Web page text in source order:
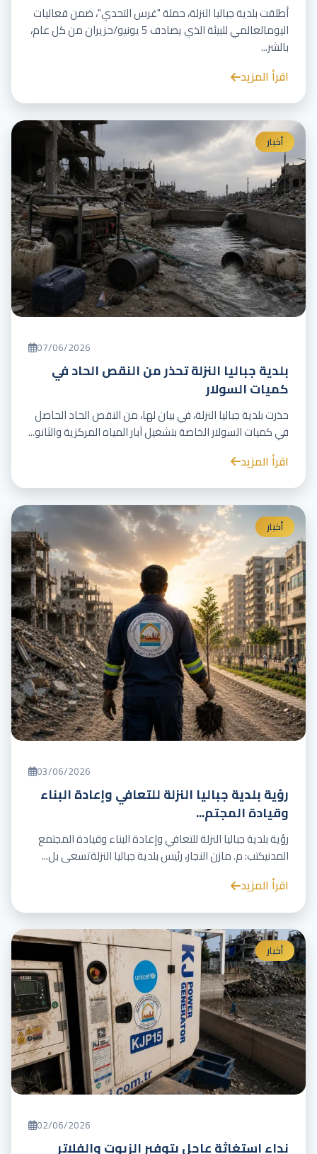
أطلقت بلدية جباليا النزلة، حملة "غرس التحدي"، ضمن فعاليات
اليومالعالمي للبيئة الذي يصادف 5 يونيو/حزيران من كل عام،
بالشر...
اقرأ المزيد
أخبار
07/06/2026
بلدية جباليا النزلة تحذر من النقص الحاد في
كميات السولار
حذرت بلدية جباليا النزلة، في بيان لها، من النقص الحاد الحاصل
في كميات السولار الخاصة بتشغيل آبار المياه المركزية والثانو...
اقرأ المزيد
أخبار
03/06/2026
رؤية بلدية جباليا النزلة للتعافي وإعادة البناء
وقيادة المجتم...
رؤية بلدية جباليا النزلة للتعافي وإعادة البناء وقيادة المجتمع
المدنيكتب: م. مازن النجار، رئيس بلدية جباليا النزلةتسعى بل...
اقرأ المزيد
أخبار
02/06/2026
نداء استغاثة عاجل بتوفير الزيوت والفلاتر